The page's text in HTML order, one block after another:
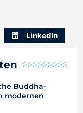
Buddha-
modernen
LinkedIn